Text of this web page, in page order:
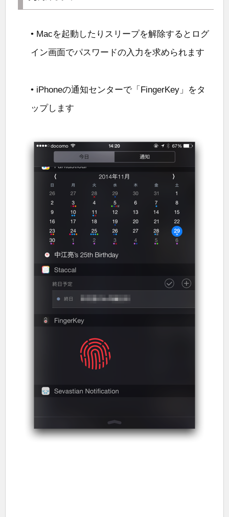
• Macを起動したりスリープを解除するとログ
イン画面でパスワードの入力を求められます
• iPhoneの通知センターで「FingerKey」をタ
ップします